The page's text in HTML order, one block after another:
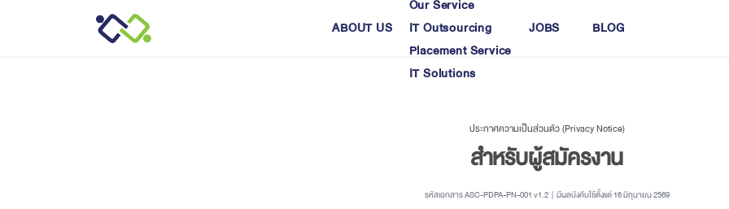
ABOUT US
Our Service
IT Outsourcing
Placement Service
IT Solutions
JOBS BLOG
ประกาศความเป็นส่วนตัว (Privacy Notice)
สำหรับผู้สมัครงาน
รหัสเอกสาร ASC-PDPA-PN-001 v1.2 | มีผลบังคับใช้ตั้งแต่ 16 มิถุนายน 2569